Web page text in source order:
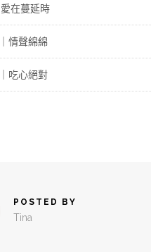
在蔓延時
情聲綿綿
吃心絕對
POSTED BY
Tina